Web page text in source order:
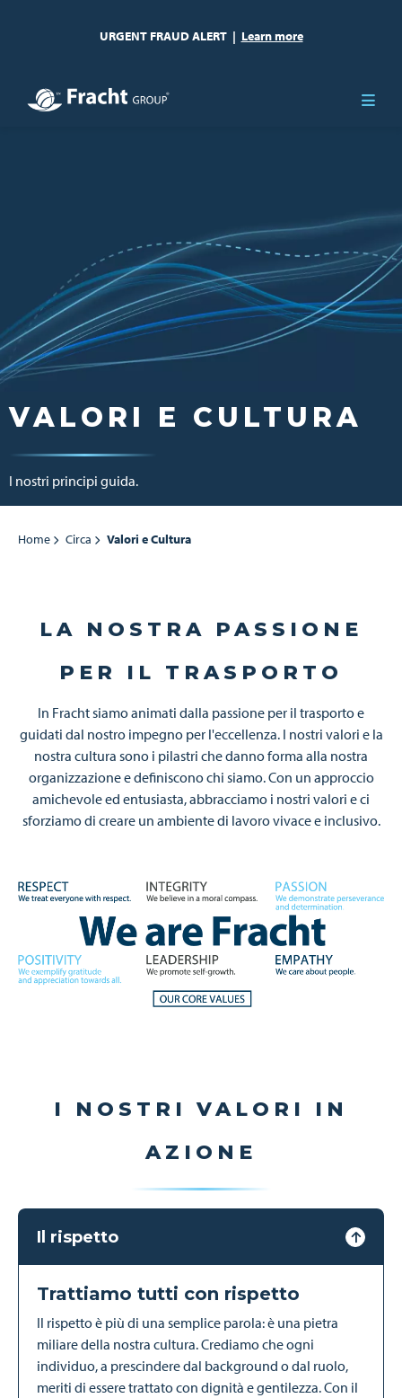
URGENT FRAUD ALERT | Learn more
VALORI E CULTURA
I nostri principi guida.
Home Circa Valori e Cultura
LA NOSTRA PASSIONE
PER IL TRASPORTO
In Fracht siamo animati dalla passione per il trasporto e
guidati dal nostro impegno per l'eccellenza. I nostri valori e la
nostra cultura sono i pilastri che danno forma alla nostra
organizzazione e definiscono chi siamo. Con un approccio
amichevole ed entusiasta, abbracciamo i nostri valori e ci
sforziamo di creare un ambiente di lavoro vivace e inclusivo.
Immagine
I NOSTRI VALORI IN
AZIONE
Il rispetto
Trattiamo tutti con rispetto
Il rispetto è più di una semplice parola: è una pietra
miliare della nostra cultura. Crediamo che ogni
individuo, a prescindere dal background o dal ruolo,
meriti di essere trattato con dignità e gentilezza. Con il